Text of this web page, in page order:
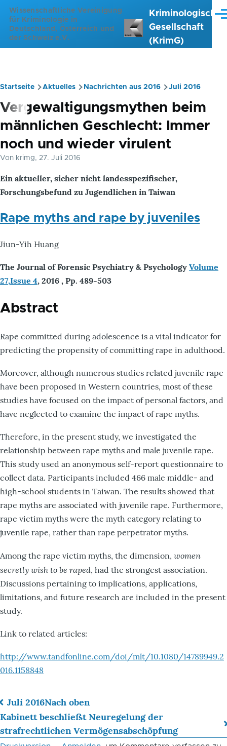
Direkt zum Inhalt
Wissenschaftliche Vereinigung
für Kriminologie in
Deutschland, Österreich und
der Schweiz e.V.
Kriminologische
Gesellschaft
(KrimG)
Pfadnavigation
Startseite Aktuelles Nachrichten aus 2016 Juli 2016
Vergewaltigungsmythen beim
männlichen Geschlecht: Immer
noch und wieder virulent
Von krimg, 27. Juli 2016
Ein aktueller, sicher nicht landesspezifischer,
Forschungsbefund zu Jugendlichen in Taiwan
Rape myths and rape by juveniles
Jiun-Yih Huang
The Journal of Forensic Psychiatry & Psychology Volume
27,Issue 4, 2016 , Pp. 489-503
Abstract
Rape committed during adolescence is a vital indicator for
predicting the propensity of committing rape in adulthood.
Moreover, although numerous studies related juvenile rape
have been proposed in Western countries, most of these
studies have focused on the impact of personal factors, and
have neglected to examine the impact of rape myths.
Therefore, in the present study, we investigated the
relationship between rape myths and male juvenile rape.
This study used an anonymous self-report questionnaire to
collect data. Participants included 466 male middle- and
high-school students in Taiwan. The results showed that
rape myths are associated with juvenile rape. Furthermore,
rape victim myths were the myth category relating to
juvenile rape, rather than rape perpetrator myths.
Among the rape victim myths, the dimension, women
secretly wish to be raped, had the strongest association.
Discussions pertaining to implications, applications,
limitations, and future research are included in the present
study.
Link to related articles:
http://www.tandfonline.com/doi/mlt/10.1080/14789949.2
016.1158848
Links
für
Juli 2016Nach oben
Kabinett beschließt Neuregelung der
strafrechtlichen Vermögensabschöpfung